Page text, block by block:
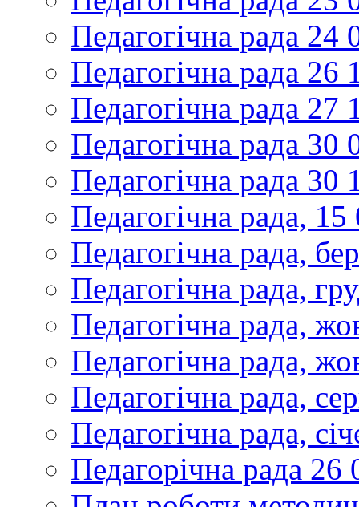
Педагогічна рада 24
Педагогічна рада 26
Педагогічна рада 27
Педагогічна рада 30
Педагогічна рада 30
Педагогічна рада,
Педагогічна рада,
Педагогічна рада,
Педагогічна рада,
Педагогічна рада,
Педагогічна рада,
Педагогічна рада,
Педагорічна рада 26